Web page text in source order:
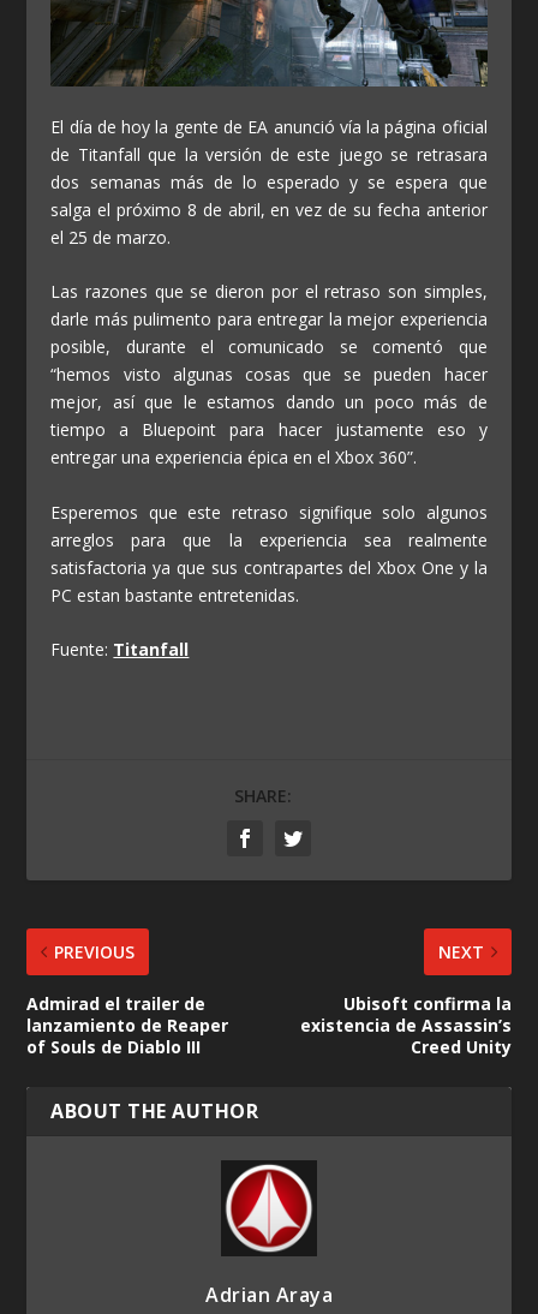
El día de hoy la gente de EA anunció vía la página oficial
de Titanfall que la versión de este juego se retrasara
dos semanas más de lo esperado y se espera que
salga el próximo 8 de abril, en vez de su fecha anterior
el 25 de marzo.
Las razones que se dieron por el retraso son simples,
darle más pulimento para entregar la mejor experiencia
posible, durante el comunicado se comentó que
“hemos visto algunas cosas que se pueden hacer
mejor, así que le estamos dando un poco más de
tiempo a Bluepoint para hacer justamente eso y
entregar una experiencia épica en el Xbox 360”.
Esperemos que este retraso signifique solo algunos
arreglos para que la experiencia sea realmente
satisfactoria ya que sus contrapartes del Xbox One y la
PC estan bastante entretenidas.
Fuente: Titanfall
SHARE:
PREVIOUS
Admirad el trailer de
lanzamiento de Reaper
of Souls de Diablo III
NEXT
Ubisoft confirma la
existencia de Assassin’s
Creed Unity
ABOUT THE AUTHOR
Adrian Araya